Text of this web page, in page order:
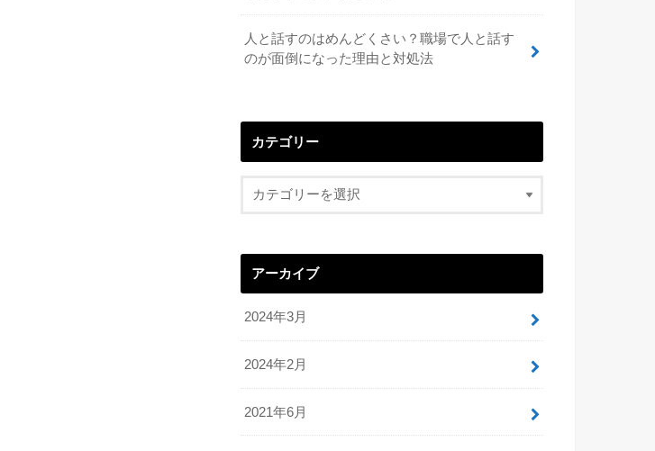
人と話すのはめんどくさい？職場で人と話す
のが面倒になった理由と対処法
カテゴリー
アーカイブ
2024年3月
2024年2月
2021年6月